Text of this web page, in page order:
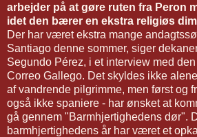
arbejder på at gøre ruten fra Peron
idet den bærer en ekstra religiøs
Der har været ekstra mange
Santiago denne sommer, siger
Segundo Pérez, i et interview med
Correo Gallego. Det skyldes ikke
af vandrende pilgrimme, men først og
også ikke spaniere - har ønsket at
gå gennem "Barmhjertighedens dør".
barmhjertighedens år har været et